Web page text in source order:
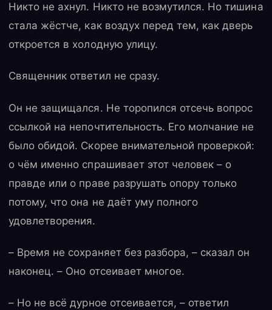
Никто не ахнул. Никто не возмутился. Но тишина
стала жёстче, как воздух перед тем, как дверь
откроется в холодную улицу.
Священник ответил не сразу.
Он не защищался. Не торопился отсечь вопрос
ссылкой на непочтительность. Его молчание не
было обидой. Скорее внимательной проверкой:
о чём именно спрашивает этот человек – о
правде или о праве разрушать опору только
потому, что она не даёт уму полного
удовлетворения.
– Время не сохраняет без разбора, – сказал он
наконец. – Оно отсеивает многое.
– Но не всё дурное отсеивается, – ответил